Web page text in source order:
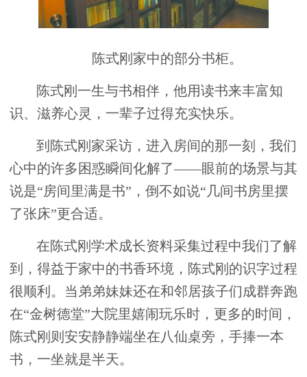
陈式刚家中的部分书柜。
陈式刚一生与书相伴，他用读书来丰富知
识、滋养心灵，一辈子过得充实快乐。
到陈式刚家采访，进入房间的那一刻，我们
心中的许多困惑瞬间化解了——眼前的场景与其
说是“房间里满是书”，倒不如说“几间书房里摆
了张床”更合适。
在陈式刚学术成长资料采集过程中我们了解
到，得益于家中的书香环境，陈式刚的识字过程
很顺利。当弟弟妹妹还在和邻居孩子们成群奔跑
在“金树德堂”大院里嬉闹玩乐时，更多的时间，
陈式刚则安安静静端坐在八仙桌旁，手捧一本
书，一坐就是半天。